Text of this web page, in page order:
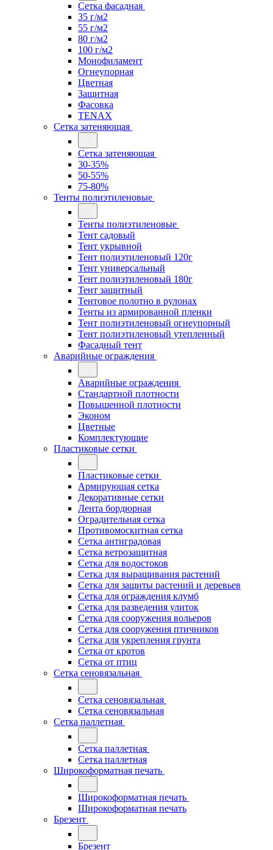
Сетка фасадная
35 г/м2
55 г/м2
80 г/м2
100 г/м2
Монофиламент
Огнеупорная
Цветная
Защитная
Фасовка
TENAX
Сетка затеняющая
Сетка затеняющая
30-35%
50-55%
75-80%
Тенты полиэтиленовые
Тенты полиэтиленовые
Тент садовый
Тент укрывной
Тент полиэтиленовый 120г
Тент универсальный
Тент полиэтиленовый 180г
Тент защитный
Тентовое полотно в рулонах
Тенты из армированной пленки
Тент полиэтиленовый огнеупорный
Тент полиэтиленовый утепленный
Фасадный тент
Аварийные ограждения
Аварийные ограждения
Стандартной плотности
Повышенной плотности
Эконом
Цветные
Комплектующие
Пластиковые сетки
Пластиковые сетки
Армирующая сетка
Декоративные сетки
Лента бордюрная
Оградительная сетка
Противомоскитная сетка
Сетка антиградовая
Сетка ветрозащитная
Сетка для водостоков
Сетка для выращивания растений
Сетка для защиты растений и деревьев
Сетка для ограждения клумб
Сетка для разведения улиток
Сетка для сооружения вольеров
Сетка для сооружения птичников
Сетка для укрепления грунта
Сетка от кротов
Сетка от птиц
Сетка сеновязальная
Сетка сеновязальная
Сетка сеновязальная
Сетка паллетная
Сетка паллетная
Сетка паллетная
Широкоформатная печать
Широкоформатная печать
Широкоформатная печать
Брезент
Брезент